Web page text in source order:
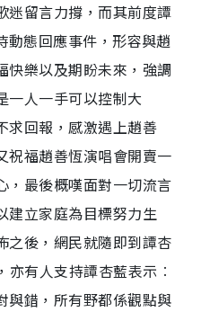
迷留言力撐，而其前度譚
態回應事件，形容與趙
快樂以及期盼未來，強調
一人一手可以控制大
求回報，感激遇上趙善
祝福趙善恆演唱會開賣一
，最後概嘆面對一切流言
建立家庭為目標努力生
之後，網民就隨即到譚杏
有人支持譚杏藍表示︰
與錯，所有野都係觀點與